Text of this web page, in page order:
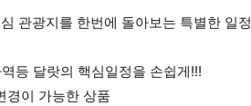
관광지를 한번에 돌아보는 특별한 일정
등 달랏의 핵심일정을 손쉽게!!!
경이 가능한 상품